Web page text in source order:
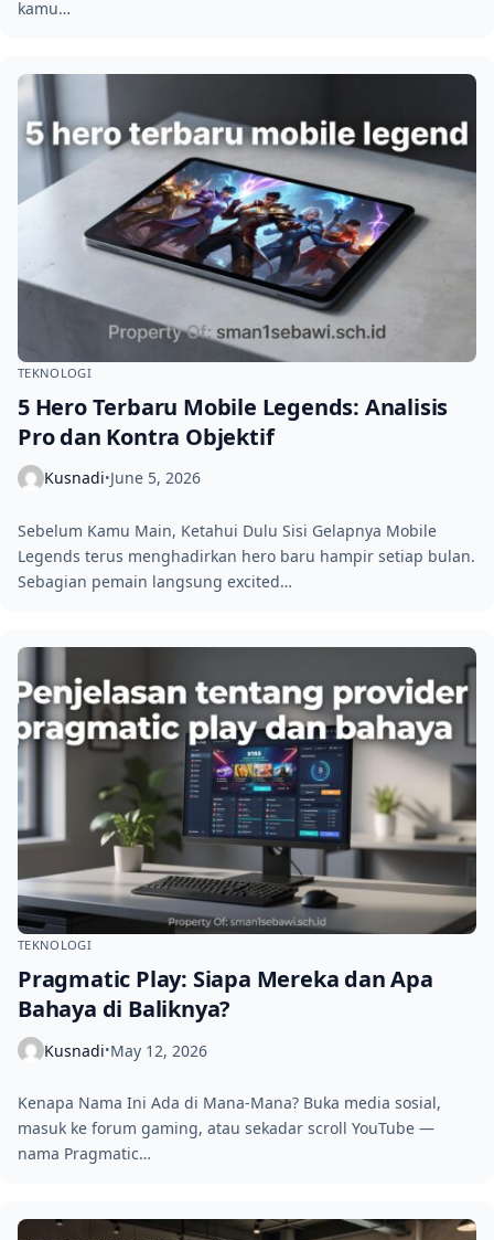
kamu…
TEKNOLOGI
5 Hero Terbaru Mobile Legends: Analisis
Pro dan Kontra Objektif
Kusnadi•June 5, 2026
Sebelum Kamu Main, Ketahui Dulu Sisi Gelapnya Mobile
Legends terus menghadirkan hero baru hampir setiap bulan.
Sebagian pemain langsung excited…
TEKNOLOGI
Pragmatic Play: Siapa Mereka dan Apa
Bahaya di Baliknya?
Kusnadi•May 12, 2026
Kenapa Nama Ini Ada di Mana-Mana? Buka media sosial,
masuk ke forum gaming, atau sekadar scroll YouTube —
nama Pragmatic…